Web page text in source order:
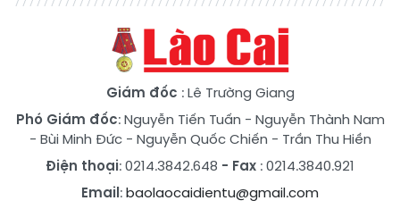
Giám đốc : Lê Trường Giang
Phó Giám đốc:Nguyễn Tiến Tuấn - Nguyễn Thành Nam
- Bùi Minh Đức- Nguyễn Quốc Chiến - Trần Thu Hiền
Điện thoại: 0214.3842.648 - Fax : 0214.3840.921
Email:baolaocaidientu@gmail.com